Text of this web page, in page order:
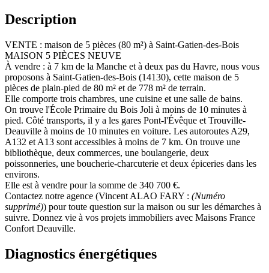
Description
VENTE : maison de 5 pièces (80 m²) à Saint-Gatien-des-Bois
MAISON 5 PIÈCES NEUVE
À vendre : à 7 km de la Manche et à deux pas du Havre, nous vous
proposons à Saint-Gatien-des-Bois (14130), cette maison de 5
pièces de plain-pied de 80 m² et de 778 m² de terrain.
Elle comporte trois chambres, une cuisine et une salle de bains.
On trouve l'École Primaire du Bois Joli à moins de 10 minutes à
pied. Côté transports, il y a les gares Pont-l'Évêque et Trouville-
Deauville à moins de 10 minutes en voiture. Les autoroutes A29,
A132 et A13 sont accessibles à moins de 7 km. On trouve une
bibliothèque, deux commerces, une boulangerie, deux
poissonneries, une boucherie-charcuterie et deux épiceries dans les
environs.
Elle est à vendre pour la somme de 340 700 €.
Contactez notre agence (Vincent ALAO FARY : (Numéro
supprimé)) pour toute question sur la maison ou sur les démarches à
suivre. Donnez vie à vos projets immobiliers avec Maisons France
Confort Deauville.
Diagnostics énergétiques